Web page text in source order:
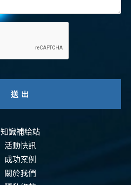
知識補給站
活動快訊
成功案例
關於我們